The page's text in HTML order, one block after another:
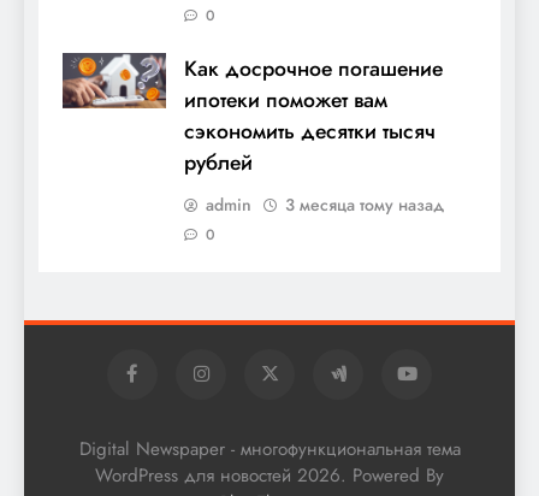
0
Как досрочное погашение
ипотеки поможет вам
сэкономить десятки тысяч
рублей
admin 3 месяца тому назад
0
Digital Newspaper - многофункциональная тема
WordPress для новостей 2026. Powered By